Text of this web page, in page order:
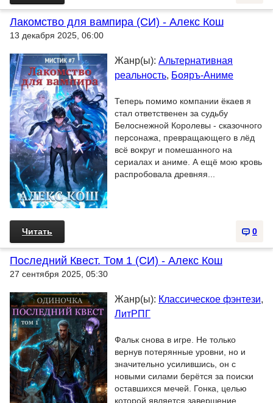
Лакомство для вампира (СИ) - Алекс Кош
13 декабря 2025, 06:00
Жанр(ы): Альтернативная
реальность, Бояръ-Аниме
Теперь помимо компании ёкаев я
стал ответственен за судьбу
Белоснежной Королевы - сказочного
персонажа, превращающего в лёд
всё вокруг и помешанного на
сериалах и аниме. А ещё мою кровь
распробовала древняя...
0
Читать
Последний Квест. Том 1 (СИ) - Алекс Кош
27 сентября 2025, 05:30
Жанр(ы): Классическое фэнтези,
ЛитРПГ
Фальк снова в игре. Не только
вернув потерянные уровни, но и
значительно усилившись, он с
новыми силами берётся за поиски
оставшихся мечей. Гонка, целью
которой является завершение